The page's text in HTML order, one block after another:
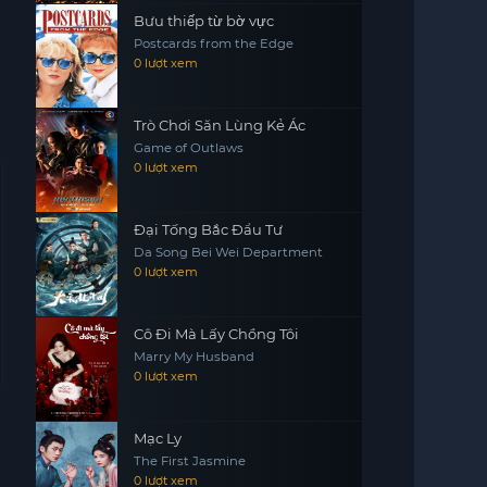
Bưu thiếp từ bờ vực
Postcards from the Edge
0 lượt xem
Trò Chơi Săn Lùng Kẻ Ác
Game of Outlaws
0 lượt xem
Đại Tống Bắc Đẩu Tư
Da Song Bei Wei Department
0 lượt xem
Cô Đi Mà Lấy Chồng Tôi
Marry My Husband
0 lượt xem
Mạc Ly
The First Jasmine
0 lượt xem